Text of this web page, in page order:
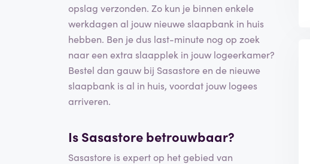
opslag verzonden. Zo kun je binnen enkele
werkdagen al jouw nieuwe slaapbank in huis
hebben. Ben je dus last-minute nog op zoek
naar een extra slaapplek in jouw logeerkamer?
Bestel dan gauw bij Sasastore en de nieuwe
slaapbank is al in huis, voordat jouw logees
arriveren.
Is Sasastore betrouwbaar?
Sasastore is expert op het gebied van